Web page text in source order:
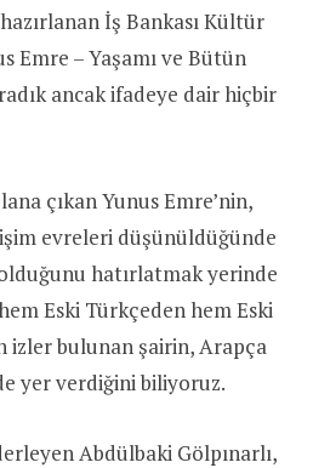
İş Bankası Kültür
Emre – Yaşamı ve Bütün
ancak ifadeye dair hiçbir
çıkan Yunus Emre’nin,
evreleri düşünüldüğünde
hatırlatmak yerinde
Eski Türkçeden hem Eski
izler bulunan şairin, Arapça
yer verdiğini biliyoruz.
Abdülbaki Gölpınarlı,